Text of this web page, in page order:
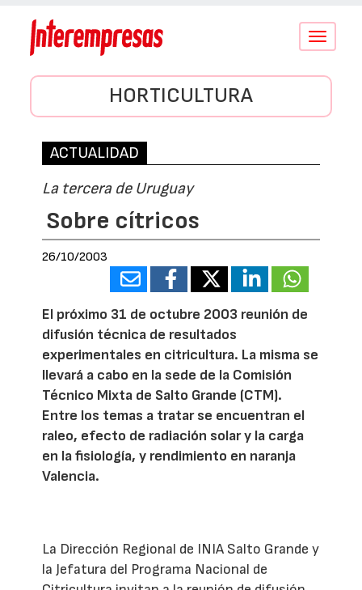
Conmutar
HORTICULTURA
ACTUALIDAD
La tercera de Uruguay
Sobre cítricos
26/10/2003
El próximo 31 de octubre 2003 reunión de
difusión técnica de resultados
experimentales en citricultura. La misma se
llevará a cabo en la sede de la Comisión
Técnico Mixta de Salto Grande (CTM).
Entre los temas a tratar se encuentran el
raleo, efecto de radiación solar y la carga
en la fisiología, y rendimiento en naranja
Valencia.
La Dirección Regional de INIA Salto Grande y
la Jefatura del Programa Nacional de